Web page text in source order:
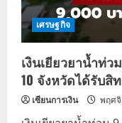
2568)
ทำ
นี้
ได้
ชัวร์!
เศรษฐกิจ
เงินเยียวยาน้ำท่
10 จังหวัดได้รับสิ
เซียนการเงิน พฤศ